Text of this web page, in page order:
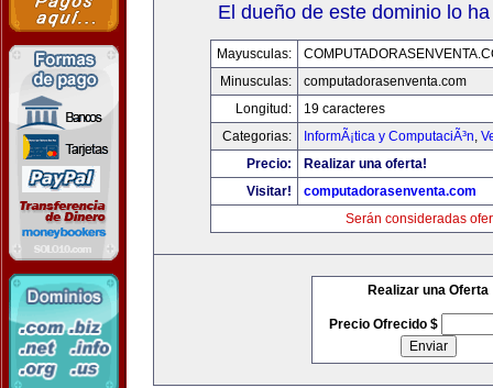
El dueño de este dominio lo
Mayusculas:
Minusculas:
computadorasenventa.com
Longitud:
19 caracteres
Categorias:
InformÃ¡tica y ComputaciÃ³n,
Precio:
Realizar una oferta!
Visitar!
computadorasenventa.com
Serán consideradas
Realizar una Oferta
Precio Ofrecido $